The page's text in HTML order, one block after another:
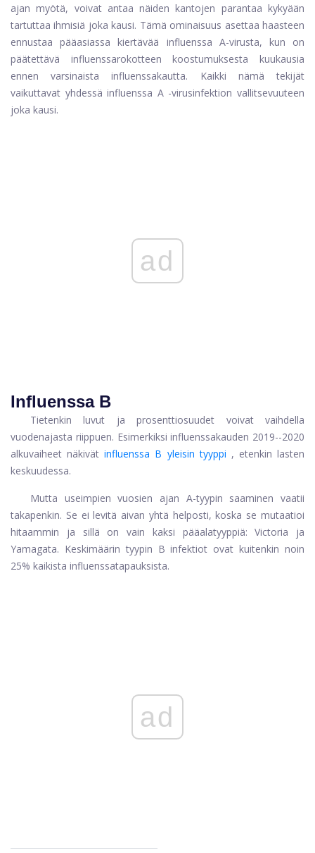
ajan myötä, voivat antaa näiden kantojen parantaa kykyään
tartuttaa ihmisiä joka kausi. Tämä ominaisuus asettaa haasteen
ennustaa pääasiassa kiertävää influenssa A-virusta, kun on
päätettävä influenssarokotteen koostumuksesta kuukausia
ennen varsinaista influenssakautta. Kaikki nämä tekijät
vaikuttavat yhdessä influenssa A -virusinfektion vallitsevuuteen
joka kausi.
ad
Influenssa B
Tietenkin luvut ja prosenttiosuudet voivat vaihdella
vuodenajasta riippuen. Esimerkiksi influenssakauden 2019--2020
alkuvaiheet näkivät influenssa B yleisin tyyppi , etenkin lasten
keskuudessa.
Mutta useimpien vuosien ajan A-tyypin saaminen vaatii
takapenkin. Se ei levitä aivan yhtä helposti, koska se mutaatioi
hitaammin ja sillä on vain kaksi pääalatyyppiä: Victoria ja
Yamagata. Keskimäärin tyypin B infektiot ovat kuitenkin noin
25% kaikista influenssatapauksista.
ad